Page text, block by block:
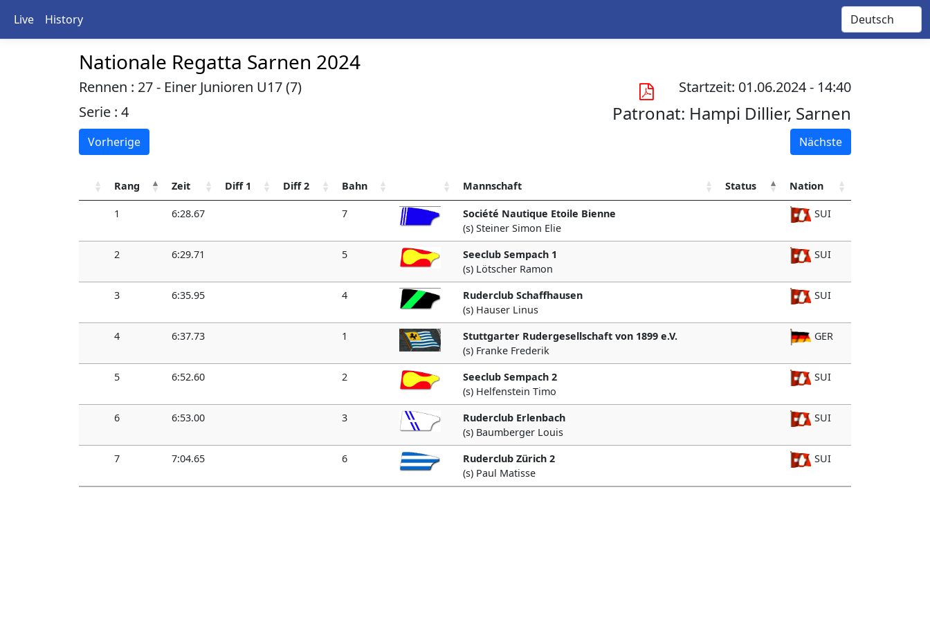
Live History
Nationale Regatta Sarnen 2024
Rennen : 27 - Einer Junioren U17 (7)
Startzeit: 01.06.2024 - 14:40
Serie : 4
Patronat: Hampi Dillier, Sarnen
Vorherige Nächste
Rang Zeit Diff 1 Diff 2 Bahn Mannschaft Status Nation
1 6:28.67 7
Société Nautique Etoile Bienne
(s) Steiner Simon Elie
SUI
2 6:29.71 5
Seeclub Sempach 1
(s) Lötscher Ramon
SUI
3 6:35.95 4
Ruderclub Schaffhausen
(s) Hauser Linus
SUI
4 6:37.73 1
Stuttgarter Rudergesellschaft von 1899 e.V.
(s) Franke Frederik
GER
5 6:52.60 2
Seeclub Sempach 2
(s) Helfenstein Timo
SUI
6 6:53.00 3
Ruderclub Erlenbach
(s) Baumberger Louis
SUI
7 7:04.65 6
Ruderclub Zürich 2
(s) Paul Matisse
SUI